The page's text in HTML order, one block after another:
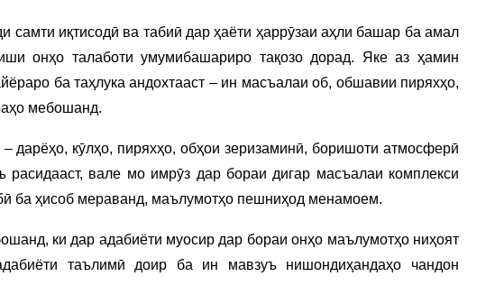
самти иқтисодӣ ва табиӣ дар ҳаёти ҳаррӯзаи аҳли башар ба амал
онҳо талаботи умумибашариро тақозо дорад. Яке аз ҳамин
ба таҳлука андохтааст – ин масъалаи об, обшавии пиряхҳо,
мебошанд.
дарёҳо, кӯлҳо, пиряхҳо, обҳои зеризаминӣ, боришоти атмосферӣ
расидааст, вале мо имрӯз дар бораи дигар масъалаи комплекси
ба ҳисоб мераванд, маълумотҳо пешниҳод менамоем.
ки дар адабиёти муосир дар бораи онҳо маълумотҳо ниҳоят
таълимӣ доир ба ин мавзуъ нишондиҳандаҳо чандон